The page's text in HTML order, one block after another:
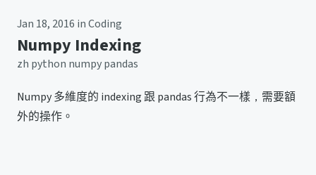
Jan 18, 2016 inCoding
Numpy Indexing
zh python numpypandas
Numpy 多維度的 indexing 跟 pandas 行為不一樣，需要額
外的操作。